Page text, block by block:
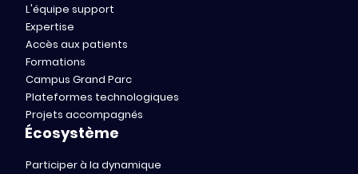
L'équipe support
Expertise
Accès aux patients
Formations
Campus Grand Parc
Plateformes technologiques
Projets accompagnés
Écosystème
Participer à la dynamique